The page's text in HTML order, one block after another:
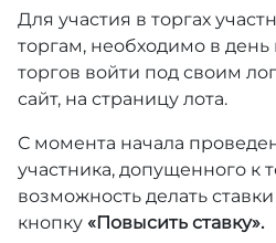
Для участия в торгах
торгам, необходимо в
торгов войти под своим
сайт, на страницу лота.
С момента начала
участника, допущенного к
возможность делать
кнопку «Повысить ставку».